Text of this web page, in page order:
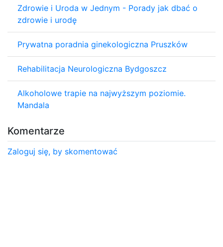
Zdrowie i Uroda w Jednym - Porady jak dbać o
zdrowie i urodę
Prywatna poradnia ginekologiczna Pruszków
Rehabilitacja Neurologiczna Bydgoszcz
Alkoholowe trapie na najwyższym poziomie.
Mandala
Komentarze
Zaloguj się, by skomentować